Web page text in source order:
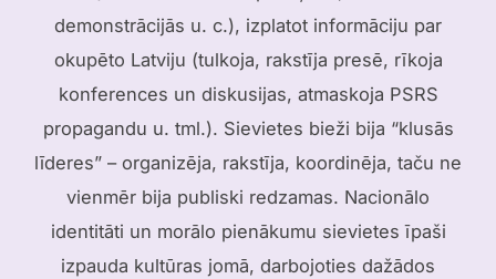
demonstrācijās u. c.), izplatot informāciju par
okupēto Latviju (tulkoja, rakstīja presē, rīkoja
konferences un diskusijas, atmaskoja PSRS
propagandu u. tml.). Sievietes bieži bija “klusās
līderes” – organizēja, rakstīja, koordinēja, taču ne
vienmēr bija publiski redzamas. Nacionālo
identitāti un morālo pienākumu sievietes īpaši
izpauda kultūras jomā, darbojoties dažādos